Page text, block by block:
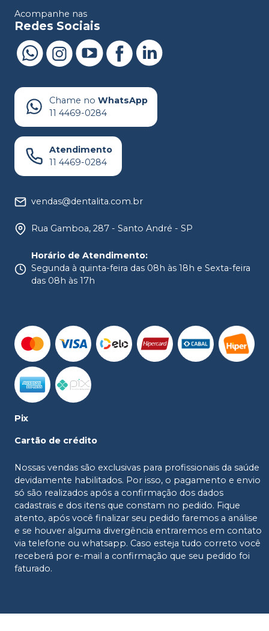
Acompanhe nas
Redes Sociais
Chame no WhatsApp
11 4469-0284
Atendimento
11 4469-0284
vendas@dentalita.com.br
Rua Gamboa, 287 - Santo André - SP
Horário de Atendimento:
Segunda à quinta-feira das 08h às 18h e Sexta-feira
das 08h às 17h
Pix
Cartão de crédito
Nossas vendas são exclusivas para profissionais da saúde
devidamente habilitados. Por isso, o pagamento e envio
só são realizados após a confirmação dos dados
cadastrais e dos itens que constam no pedido. Fique
atento, após você finalizar seu pedido faremos a análise
e se houver alguma divergência entraremos em contato
via telefone ou whatsapp. Caso esteja tudo correto você
receberá por e-mail a confirmação que seu pedido foi
faturado.